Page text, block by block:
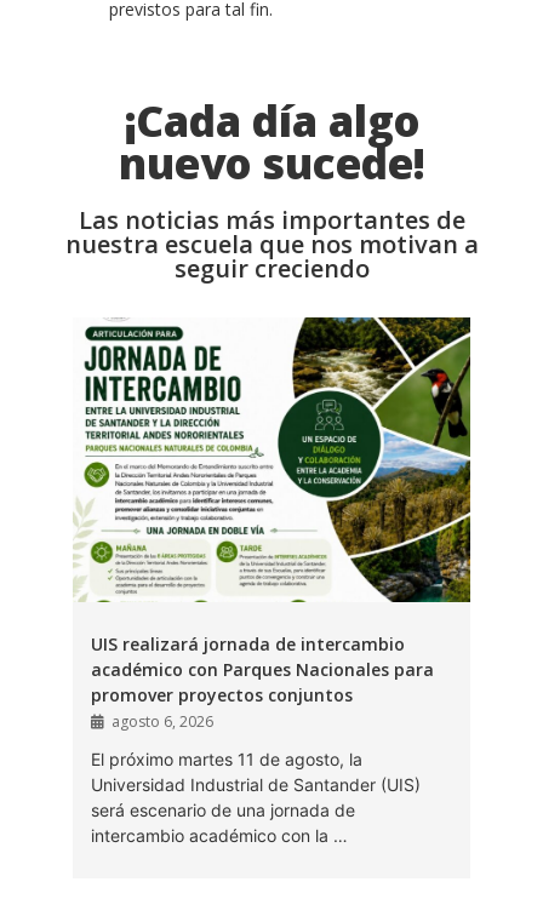
previstos para tal fin.
¡Cada día algo
nuevo sucede!
Las noticias más importantes de
nuestra escuela que nos motivan a
seguir creciendo